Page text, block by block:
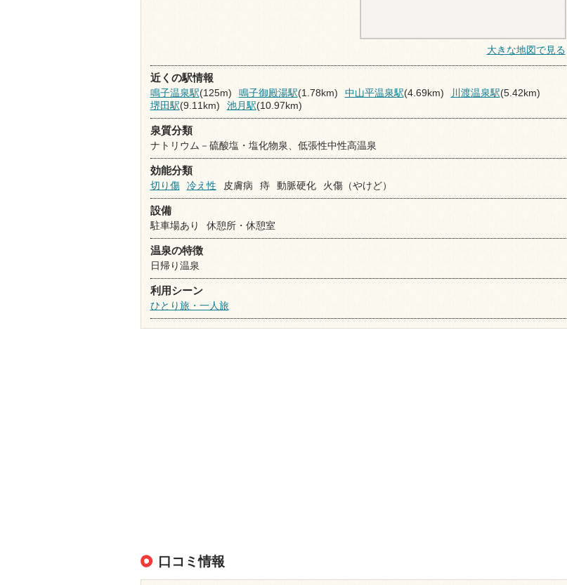
大きな地図で見る
近くの駅情報
鳴子温泉駅(125m) 鳴子御殿湯駅(1.78km) 中山平温泉駅(4.69km) 川渡温泉駅(5.42km)
堺田駅(9.11km) 池月駅(10.97km)
泉質分類
ナトリウム－硫酸塩・塩化物泉、低張性中性高温泉
効能分類
切り傷
冷え性 皮膚病 痔 動脈硬化 火傷（やけど）
設備
駐車場あり
休憩所・休憩室
温泉の特徴
日帰り温泉
利用シーン
ひとり旅・一人旅
口コミ情報